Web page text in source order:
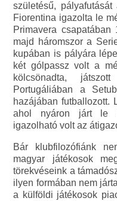
születésű,
Fiorentina igazolta le
Primavera
majd háromszor a
kupában is pályára
két gólpassz volt a
kölcsönadta,
Portugáliában a
hazájában futballozott.
ahol nyáron járt le
igazolható volt az
Bár klubfilozófiánk
magyar játékosok
törekvéseink a
ilyen formában nem
a külföldi játékosok